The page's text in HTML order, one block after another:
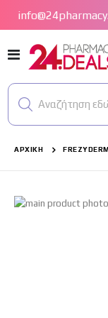
Εναλλαγή
Πλοήγησης
Αναζήτηση
ΑΡΧΙΚΉ
Μετάβαση